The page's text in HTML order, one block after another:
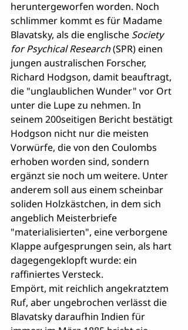
heruntergeworfen worden. Noch
schlimmer kommt es für Madame
Blavatsky, als die englische Society
for Psychical Research (SPR) einen
jungen australischen Forscher,
Richard Hodgson, damit beauftragt,
die "unglaublichen Wunder" vor Ort
unter die Lupe zu nehmen. In
seinem 200seitigen Bericht bestätigt
Hodgson nicht nur die meisten
Vorwürfe, die von den Coulombs
erhoben worden sind, sondern
ergänzt sie noch um weitere. Unter
anderem soll aus einem scheinbar
soliden Holzkästchen, in dem sich
angeblich Meisterbriefe
"materialisierten", eine verborgene
Klappe aufgesprungen sein, als hart
dagegengeklopft wurde: ein
raffiniertes Versteck.
Empört, mit reichlich angekratztem
Ruf, aber ungebrochen verlässt die
Blavatsky daraufhin Indien für